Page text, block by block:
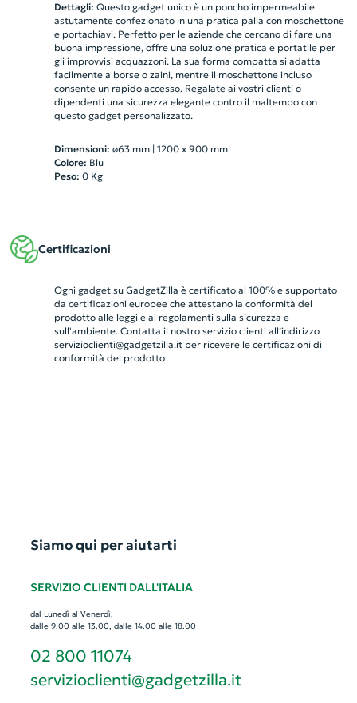
Dettagli: Questo gadget unico è un poncho impermeabile
astutamente confezionato in una pratica palla con moschettone
e portachiavi. Perfetto per le aziende che cercano di fare una
buona impressione, offre una soluzione pratica e portatile per
gli improvvisi acquazzoni. La sua forma compatta si adatta
facilmente a borse o zaini, mentre il moschettone incluso
consente un rapido accesso. Regalate ai vostri clienti o
dipendenti una sicurezza elegante contro il maltempo con
questo gadget personalizzato.
Dimensioni: ø63 mm | 1200 x 900 mm
Colore: Blu
Peso: 0Kg
Certificazioni
Ogni gadget su GadgetZilla è certificato al 100% e supportato
da certificazioni europee che attestano la conformità del
prodotto alle leggi e ai regolamenti sulla sicurezza e
sull'ambiente. Contatta il nostro servizio clienti all’indirizzo
servizioclienti@gadgetzilla.itper ricevere le certificazioni di
conformità del prodotto
Siamo qui per aiutarti
SERVIZIO CLIENTI DALL'ITALIA
dal Lunedì al Venerdì,
dalle 9.00 alle 13.00, dalle 14.00 alle 18.00
02 800 11074
servizioclienti@gadgetzilla.it